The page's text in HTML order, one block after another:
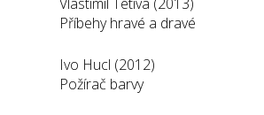
Příbehy hravé a dravé
Ivo Hucl (2012)
Požírač barvy